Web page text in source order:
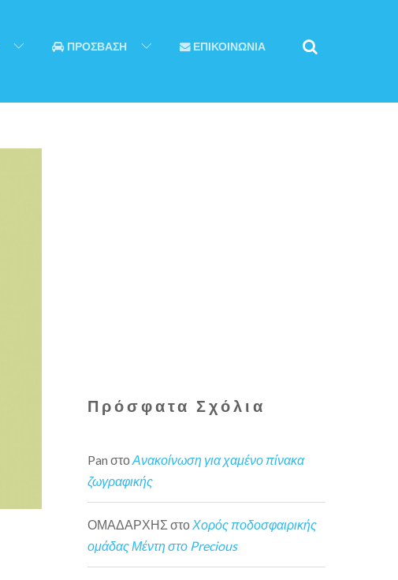
ΠΡΟΣΒΑΣΗ ΕΠΙΚΟΙΝΩΝΙΑ
Πρόσφατα Σχόλια
Pan στοΑνακοίνωση για χαμένο πίνακα
ζωγραφικής
ΟΜΑΔΑΡΧΗΣ στο Χορός ποδοσφαιρικής
ομάδας Μέντη στο Precious